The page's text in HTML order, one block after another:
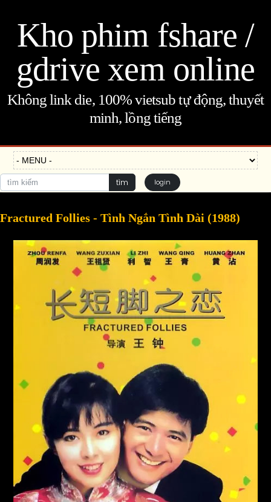
Kho phim fshare /
gdrive xem online
Không link die, 100% vietsub tự động, thuyết
minh, lồng tiếng
tìm login
Fractured Follies - Tình Ngắn Tình Dài (1988)